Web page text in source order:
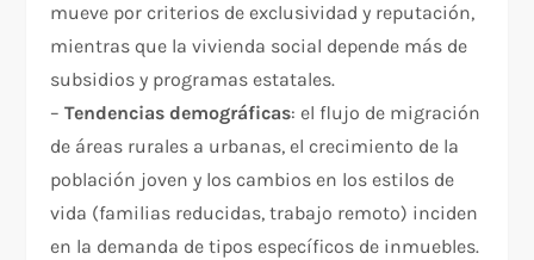
mueve por criterios de exclusividad y reputación,
mientras que la vivienda social depende más de
subsidios y programas estatales.
–Tendencias demográficas: el flujo de migración
de áreas rurales a urbanas, el crecimiento de la
población joven y los cambios en los estilos de
vida (familias reducidas, trabajo remoto) inciden
en la demanda de tipos específicos de inmuebles.